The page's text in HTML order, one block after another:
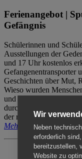
Ferienangebot |
Gefängnis
Schülerinnen und
Ausstellungen der
und 17 Uhr kostenlos
Gefangenentransporter
Geschichten über Mut,
Wieso wurden
und nach der Haft?
durch das
der reguläre Eintritt (8€
Mehr erfahren
Wir
Neben
erforderlich
bereitzustellen,
Website zu